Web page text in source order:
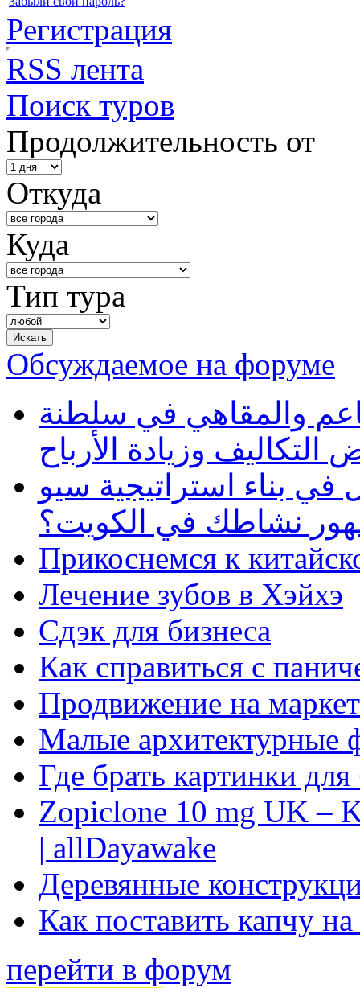
Регистрация
RSS лента
Поиск туров
Продолжительность от
Откуда
Куда
Тип тура
Обсуждаемое на форуме
والمقاهي في سلطنة
وزيادة الأرباح
بناء استراتيجية سيو
نشاطك في الكويت؟
Прикоснемся к
Лечение зубов в Хэйхэ
Сдэк для бизнеса
Как справиться с
Продвижение на
Малые архитектурные
Где брать картинки
Zopiclone 10 mg UK –
| allDayawake
Деревянные
Как поставить капчу
перейти в форум